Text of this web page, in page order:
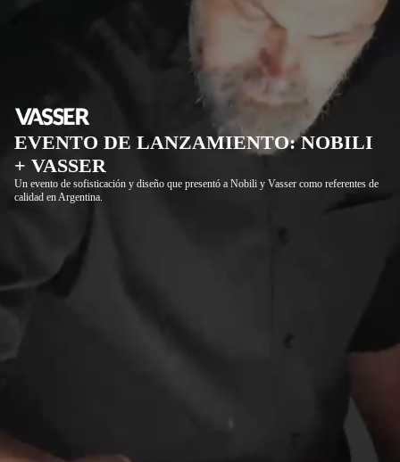
EVENTO DE LANZAMIENTO: NOBILI
+ VASSER
Un evento de sofisticación y diseño que presentó a Nobili y Vasser como referentes de
calidad en Argentina.